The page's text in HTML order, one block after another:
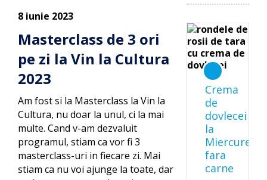
8 iunie 2023
Masterclass de 3 ori
pe zi la Vin la Cultura
2023
Am fost si la Masterclass la Vin la
Cultura, nu doar la unul, ci la mai
multe. Cand v-am dezvaluit
programul, stiam ca vor fi 3
masterclass-uri in fiecare zi. Mai
stiam ca nu voi ajunge la toate, dar
Crema
de
dovlecei
la
Miercurea
fara
carne